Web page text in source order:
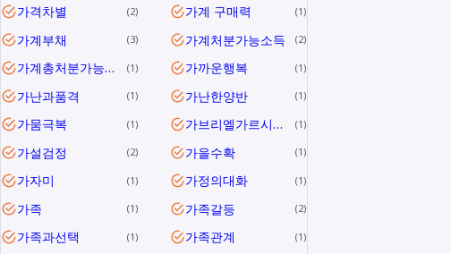
가격차별 2 가계 구매력 1
가계부채 3 가계처분가능소득 2
가계총처분가능소득 1 가까운행복 1
가난과품격 1 가난한양반 1
가뭄극복 1 가브리엘가르시아마르케스 1
가설검정 2 가을수확 1
가자미 1 가정의대화 1
가족 1 가족갈등 2
가족과선택 1 가족관계 1